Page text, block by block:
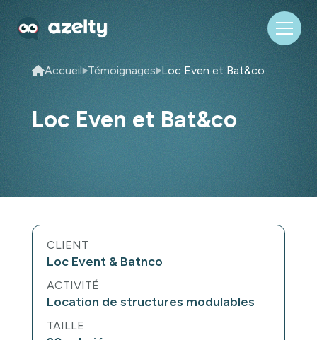
Accueil Témoignages Loc Even et Bat&co
Loc Even et Bat&co
CLIENT
Loc Event & Batnco
ACTIVITÉ
Location de structures modulables
TAILLE